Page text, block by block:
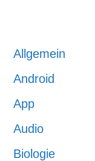
Allgemein
Android
App
Audio
Biologie